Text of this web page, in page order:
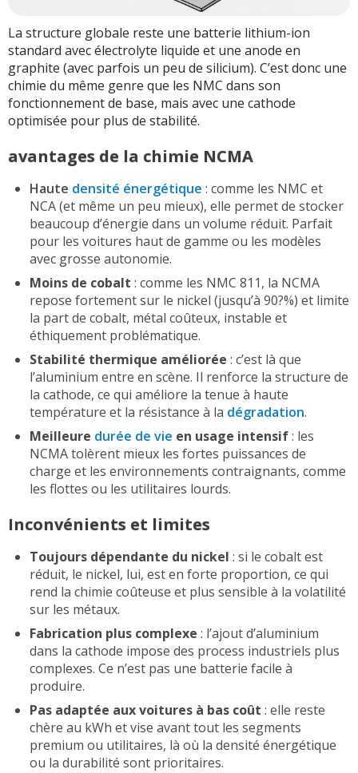
La structure globale reste une batterie lithium-ion
standard avec électrolyte liquide et une anode en
graphite (avec parfois un peu de silicium). C’est donc une
chimie du même genre que les NMC dans son
fonctionnement de base, mais avec une cathode
optimisée pour plus de stabilité.
avantages de la chimie NCMA
Haute densité énergétique : comme les NMC et
NCA (et même un peu mieux), elle permet de stocker
beaucoup d’énergie dans un volume réduit. Parfait
pour les voitures haut de gamme ou les modèles
avec grosse autonomie.
Moins de cobalt : comme les NMC 811, la NCMA
repose fortement sur le nickel (jusqu’à 90?%) et limite
la part de cobalt, métal coûteux, instable et
éthiquement problématique.
Stabilité thermique améliorée : c’est là que
l’aluminium entre en scène. Il renforce la structure de
la cathode, ce qui améliore la tenue à haute
température et la résistance à la dégradation.
Meilleure durée de vie en usage intensif: les
NCMA tolèrent mieux les fortes puissances de
charge et les environnements contraignants, comme
les flottes ou les utilitaires lourds.
Inconvénients et limites
Toujours dépendante du nickel : si le cobalt est
réduit, le nickel, lui, est en forte proportion, ce qui
rend la chimie coûteuse et plus sensible à la volatilité
sur les métaux.
Fabrication plus complexe : l’ajout d’aluminium
dans la cathode impose des process industriels plus
complexes. Ce n’est pas une batterie facile à
produire.
Pas adaptée aux voitures à bas coût : elle reste
chère au kWh et vise avant tout les segments
premium ou utilitaires, là où la densité énergétique
ou la durabilité sont prioritaires.